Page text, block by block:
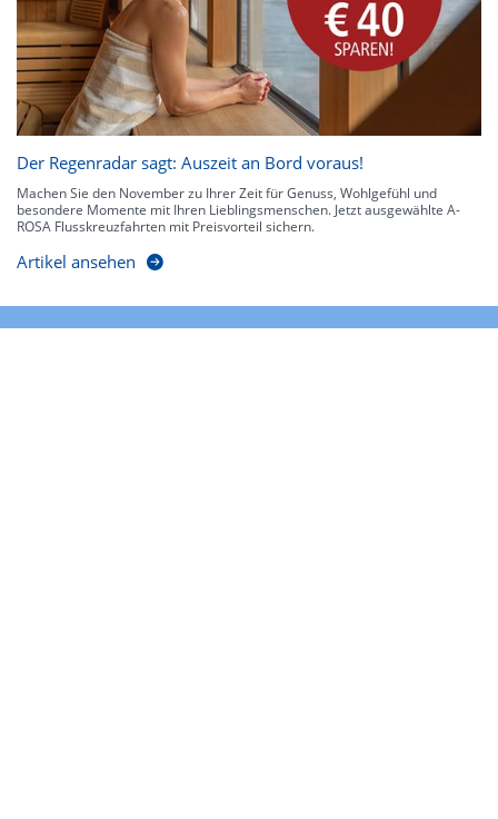
Der Regenradar sagt: Auszeit an Bord voraus!
Machen Sie den November zu Ihrer Zeit für Genuss, Wohlgefühl und
besondere Momente mit Ihren Lieblingsmenschen. Jetzt ausgewählte A-
ROSA Flusskreuzfahrten mit Preisvorteil sichern.
Artikel ansehen